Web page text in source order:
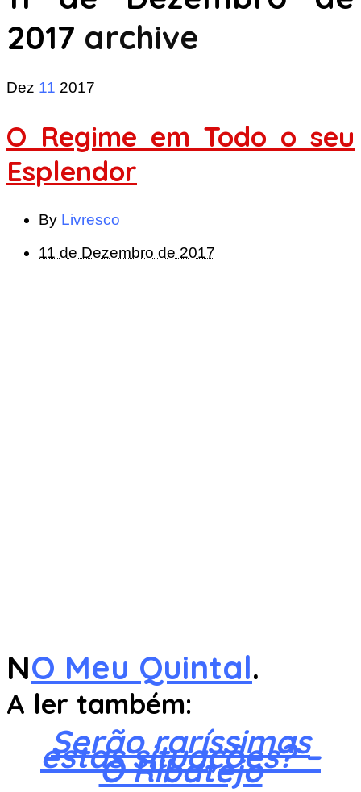
2017 archive
Dez 11 2017
O Regime em Todo o seu
Esplendor
By Livresco
11 de Dezembro de 2017
NO Meu Quintal.
A ler também:
Serão raríssimas
estas situações?–
O Ribatejo